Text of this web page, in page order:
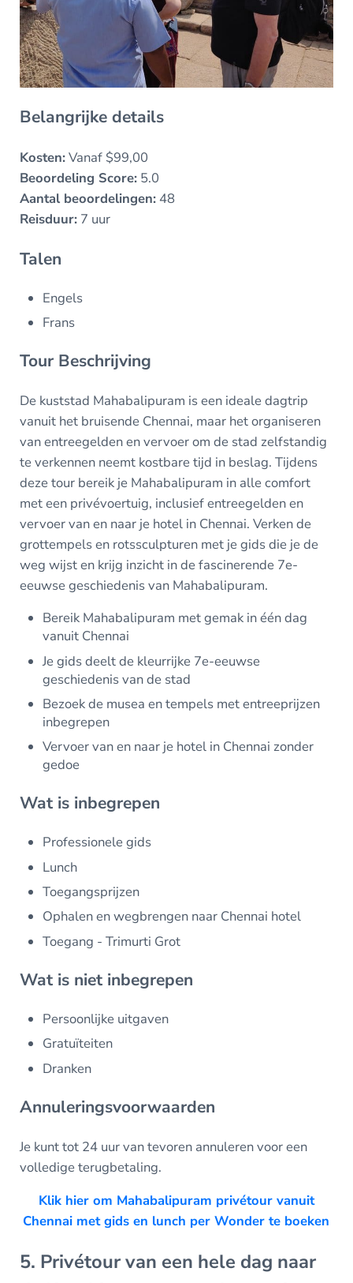
Belangrijke details
Kosten:Vanaf $99,00
Beoordeling Score:5.0
Aantal beoordelingen:48
Reisduur:7 uur
Talen
Engels
Frans
Tour Beschrijving
De kuststad Mahabalipuram is een ideale dagtrip
vanuit het bruisende Chennai, maar het organiseren
van entreegelden en vervoer om de stad zelfstandig
te verkennen neemt kostbare tijd in beslag. Tijdens
deze tour bereik je Mahabalipuram in alle comfort
met een privévoertuig, inclusief entreegelden en
vervoer van en naar je hotel in Chennai. Verken de
grottempels en rotssculpturen met je gids die je de
weg wijst en krijg inzicht in de fascinerende 7e-
eeuwse geschiedenis van Mahabalipuram.
Bereik Mahabalipuram met gemak in één dag
vanuit Chennai
Je gids deelt de kleurrijke 7e-eeuwse
geschiedenis van de stad
Bezoek de musea en tempels met entreeprijzen
inbegrepen
Vervoer van en naar je hotel in Chennai zonder
gedoe
Wat is inbegrepen
Professionele gids
Lunch
Toegangsprijzen
Ophalen en wegbrengen naar Chennai hotel
Toegang - Trimurti Grot
Wat is niet inbegrepen
Persoonlijke uitgaven
Gratuïteiten
Dranken
Annuleringsvoorwaarden
Je kunt tot 24 uur van tevoren annuleren voor een
volledige terugbetaling.
Klik hier om Mahabalipuram privétour vanuit
Chennai met gids en lunch per Wonder te boeken
5. Privétour van een hele dag naar